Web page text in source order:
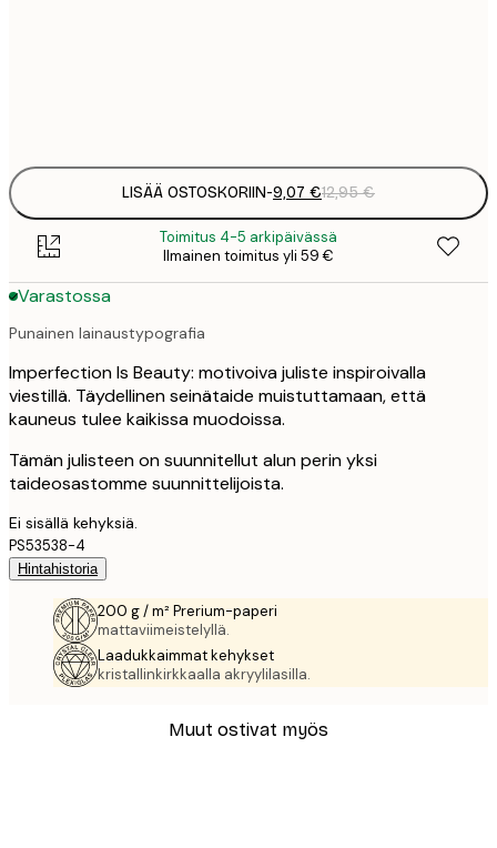
LISÄÄ OSTOSKORIIN-9,07 €12,95 €
Toimitus 4-5 arkipäivässä
Ilmainen toimitus yli 59 €
Varastossa
Punainen lainaustypografia
Imperfection Is Beauty: motivoiva juliste inspiroivalla
viestillä. Täydellinen seinätaide muistuttamaan, että
kauneus tulee kaikissa muodoissa.
Tämän julisteen on suunnitellut alun perin yksi
taideosastomme suunnittelijoista.
Ei sisällä kehyksiä.
PS53538-4
Hintahistoria
200 g / m² Prerium-paperi
mattaviimeistelyllä.
Laadukkaimmat kehykset
kristallinkirkkaalla akryylilasilla.
Muut ostivat myös